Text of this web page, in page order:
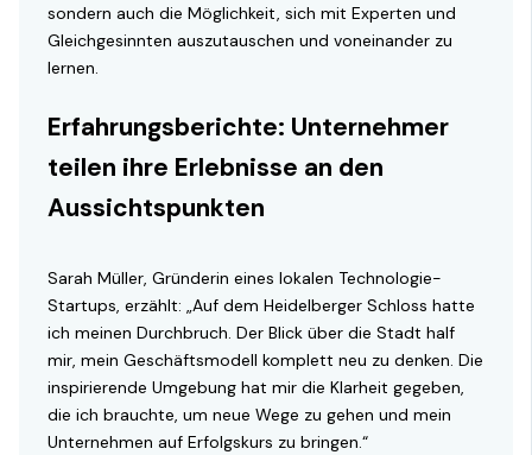
sondern auch die Möglichkeit, sich mit Experten und
Gleichgesinnten auszutauschen und voneinander zu
lernen.
Erfahrungsberichte: Unternehmer
teilen ihre Erlebnisse an den
Aussichtspunkten
Sarah Müller, Gründerin eines lokalen Technologie-
Startups, erzählt: „Auf dem Heidelberger Schloss hatte
ich meinen Durchbruch. Der Blick über die Stadt half
mir, mein Geschäftsmodell komplett neu zu denken. Die
inspirierende Umgebung hat mir die Klarheit gegeben,
die ich brauchte, um neue Wege zu gehen und mein
Unternehmen auf Erfolgskurs zu bringen.“